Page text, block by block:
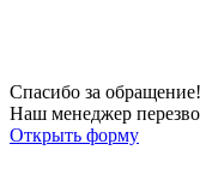
Спасибо за обращение!
Наш менеджер
Открыть форму